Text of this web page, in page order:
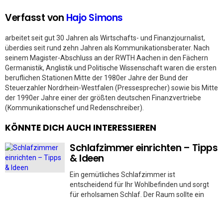
Verfasst von Hajo Simons
arbeitet seit gut 30 Jahren als Wirtschafts- und Finanzjournalist,
überdies seit rund zehn Jahren als Kommunikationsberater. Nach
seinem Magister-Abschluss an der RWTH Aachen in den Fächern
Germanistik, Anglistik und Politische Wissenschaft waren die ersten
beruflichen Stationen Mitte der 1980er Jahre der Bund der
Steuerzahler Nordrhein-Westfalen (Pressesprecher) sowie bis Mitte
der 1990er Jahre einer der größten deutschen Finanzvertriebe
(Kommunikationschef und Redenschreiber).
KÖNNTE DICH AUCH INTERESSIEREN
Schlafzimmer einrichten – Tipps
& Ideen
Ein gemütliches Schlafzimmer ist
entscheidend für Ihr Wohlbefinden und sorgt
für erholsamen Schlaf. Der Raum sollte ein